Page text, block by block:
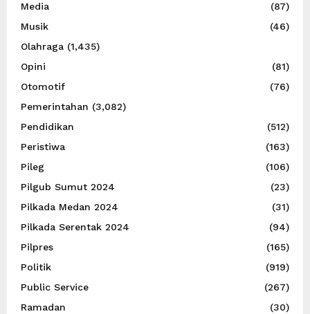
Media
(87)
Musik
(46)
Olahraga (1,435)
Opini
(81)
Otomotif
(76)
Pemerintahan (3,082)
Pendidikan
(512)
Peristiwa
(163)
Pileg
(106)
Pilgub Sumut 2024
(23)
Pilkada Medan 2024
(31)
Pilkada Serentak 2024
(94)
Pilpres
(165)
Politik
(919)
Public Service
(267)
Ramadan
(30)